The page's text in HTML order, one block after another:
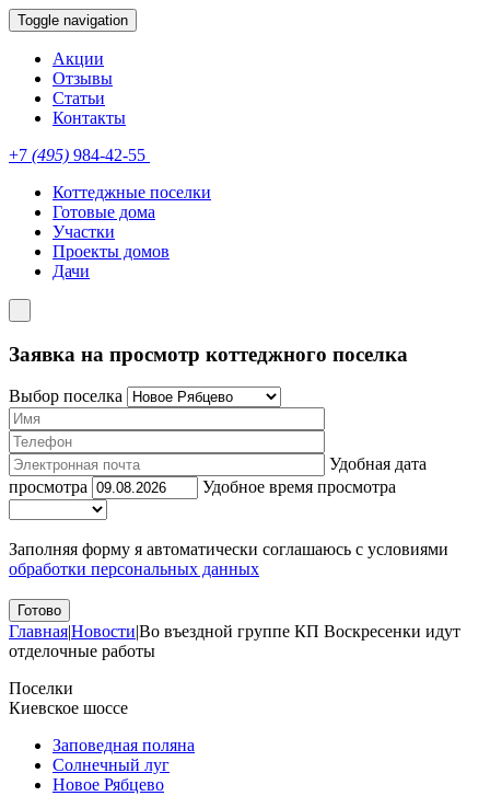
Toggle navigation
Акции
Отзывы
Статьи
Контакты
+7 (495) 984-42-55
Коттеджные поселки
Готовые дома
Участки
Проекты домов
Дачи
Заявка на просмотр коттеджного поселка
Выбор поселка
Удобная дата
просмотра
Удобное время просмотра
Заполняя форму я автоматически соглашаюсь с условиями
обработки персональных данных
Главная|Новости|Во въездной группе КП Воскресенки идут
отделочные работы
Поселки
Киевское шоссе
Заповедная поляна
Солнечный луг
Новое Рябцево